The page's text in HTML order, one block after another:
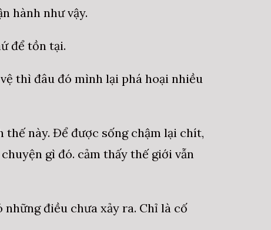
hành như vậy.
để tồn tại.
thì đâu đó mình lại phá hoại nhiều
này. Để được sống chậm lại chít,
gì đó. cảm thấy thế giới vẫn
điều chưa xảy ra. Chỉ là cố